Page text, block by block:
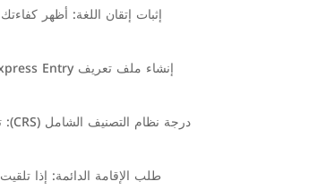
طلب الإقامة الدائمة: إذا تلقيت ITA، تابع تقديم طلبك للحصول على الإقامة الدائمة بموجب لجنة الانتخابات المركزية. تأكد من تقديم معلومات دقيقة وكاملة لضمان سلاسة العملية.